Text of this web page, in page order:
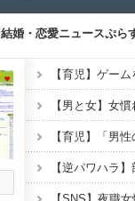
結婚・恋愛ニュースぷら
【育児】ゲー
【男と女】女